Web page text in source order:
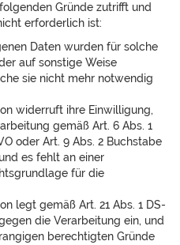
Gründe zutrifft und
erforderlich ist:
Daten wurden für solche
auf sonstige Weise
sie nicht mehr notwendig
widerruft ihre Einwilligung,
gemäß Art. 6 Abs. 1
oder Art. 9 Abs. 2 Buchstabe
es fehlt an einer
für die
legt gemäß Art. 21 Abs. 1 DS-
die Verarbeitung ein, und
berechtigten Gründe